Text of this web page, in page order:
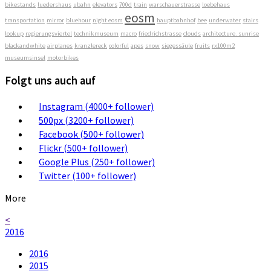
bikestands luedershaus ubahn elevators 700d train warschauerstrasse loebehaus
transportation mirror bluehour night eosm eosm hauptbahnhof bee underwater stairs
lookup regierungsviertel technikmuseum macro friedrichstrasse clouds architecture. sunrise
blackandwhite airplanes kranzlereck colorful apes snow siegessäule fruits rx100m2
museumsinsel motorbikes
Folgt uns auch auf
Instagram (4000+ follower)
500px (3200+ follower)
Facebook (500+ follower)
Flickr (500+ follower)
Google Plus (250+ follower)
Twitter (100+ follower)
More
<
2016
2016
2015